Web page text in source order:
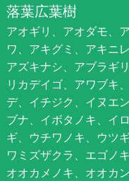
落葉広葉樹
アオギリ、アオダモ、
ワ、アキグミ、アキニ
アズキナシ、アブラギ
リカデイゴ、アワブキ
デ、イチジク、イヌエ
ブナ、イボタノキ、イ
ギ、ウチワノキ、ウツ
ワミズザクラ、エゴノ
オオカメノキ、オオカ